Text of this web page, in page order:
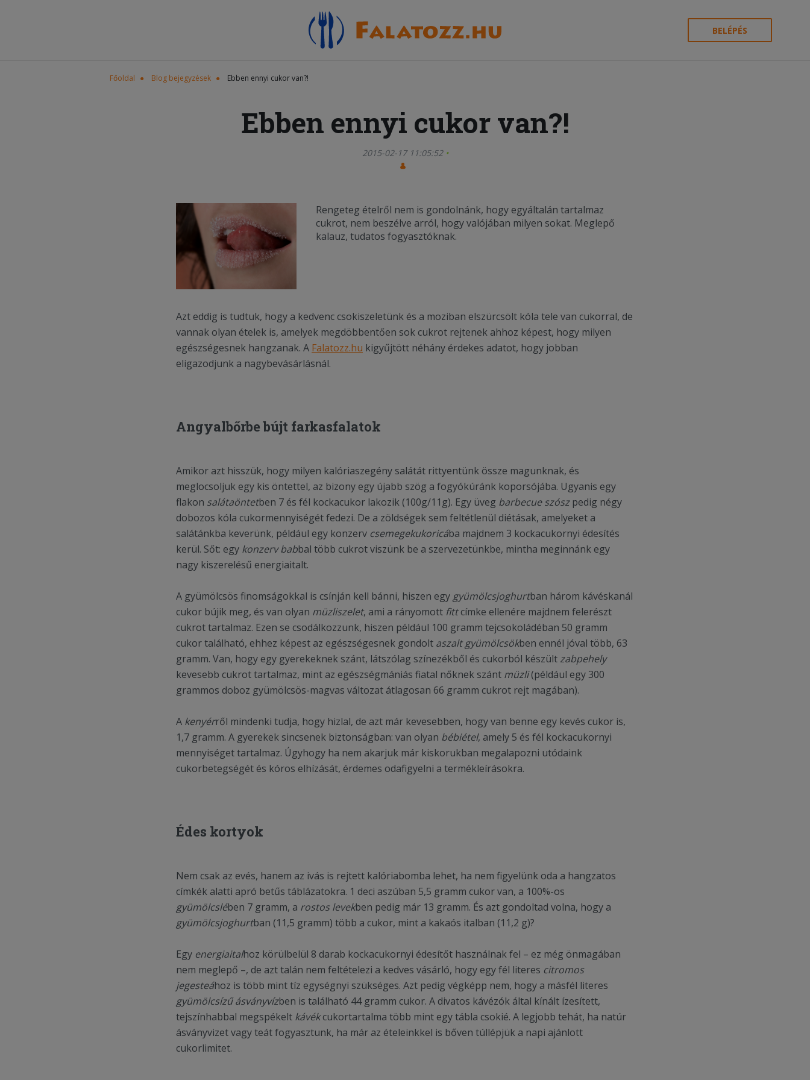
BELÉPÉS
Főoldal Blog bejegyzések Ebben ennyi cukor van?!
Ebben ennyi cukor van?!
2015-02-17 11:05:52
Rengeteg ételről nem is gondolnánk, hogy egyáltalán tartalmaz
cukrot, nem beszélve arról, hogy valójában milyen sokat. Meglepő
kalauz, tudatos fogyasztóknak.
Azt eddig is tudtuk, hogy a kedvenc csokiszeletünk és a moziban elszürcsölt kóla tele van cukorral, de
vannak olyan ételek is, amelyek megdöbbentően sok cukrot rejtenek ahhoz képest, hogy milyen
egészségesnek hangzanak. A Falatozz.hu kigyűjtött néhány érdekes adatot, hogy jobban
eligazodjunk a nagybevásárlásnál.
Angyalbőrbe bújt farkasfalatok
Amikor azt hisszük, hogy milyen kalóriaszegény salátát rittyentünk össze magunknak, és
meglocsoljuk egy kis öntettel, az bizony egy újabb szög a fogyókúránk koporsójába. Ugyanis egy
flakon salátaöntetben 7 és fél kockacukor lakozik (100g/11g). Egy üveg barbecue szószpedig négy
dobozos kóla cukormennyiségét fedezi. De a zöldségek sem feltétlenül diétásak, amelyeket a
salátánkba keverünk, például egy konzerv csemegekukoricába majdnem 3 kockacukornyi édesítés
kerül. Sőt: egy konzerv babbal több cukrot viszünk be a szervezetünkbe, mintha meginnánk egy
nagy kiszerelésű energiaitalt.
A gyümölcsös finomságokkal is csínján kell bánni, hiszen egy gyümölcsjoghurtban három kávéskanál
cukor bújik meg, és van olyan müzliszelet, ami a rányomott fittcímke ellenére majdnem felerészt
cukrot tartalmaz. Ezen se csodálkozzunk, hiszen például 100 gramm tejcsokoládéban 50 gramm
cukor található, ehhez képest az egészségesnek gondolt aszalt gyümölcsökben ennél jóval több, 63
gramm. Van, hogy egy gyerekeknek szánt, látszólag színezékből és cukorból készült zabpehely
kevesebb cukrot tartalmaz, mint az egészségmániás fiatal nőknek szánt müzli(például egy 300
grammos doboz gyümölcsös-magvas változat átlagosan 66 gramm cukrot rejt magában).
A kenyérről mindenki tudja, hogy hizlal, de azt már kevesebben, hogy van benne egy kevés cukor is,
1,7 gramm. A gyerekek sincsenek biztonságban: van olyan bébiétel, amely 5 és fél kockacukornyi
mennyiséget tartalmaz. Úgyhogy ha nem akarjuk már kiskorukban megalapozni utódaink
cukorbetegségét és kóros elhízását, érdemes odafigyelni a termékleírásokra.
Édes kortyok
Nem csak az evés, hanem az ivás is rejtett kalóriabomba lehet, ha nem figyelünk oda a hangzatos
címkék alatti apró betűs táblázatokra. 1 deci aszúban 5,5 gramm cukor van, a 100%-os
gyümölcslében 7 gramm, a rostos levekben pedig már 13 gramm. És azt gondoltad volna, hogy a
gyümölcsjoghurtban (11,5 gramm) több a cukor, mint a kakaós italban (11,2 g)?
Egy energiaitalhoz körülbelül 8 darab kockacukornyi édesítőt használnak fel – ez még önmagában
nem meglepő –, de azt talán nem feltételezi a kedves vásárló, hogy egy fél literes citromos
jegesteához is több mint tíz egységnyi szükséges. Azt pedig végképp nem, hogy a másfél literes
gyümölcsízű ásványvízben is található 44 gramm cukor. A divatos kávézók által kínált ízesített,
tejszínhabbal megspékelt kávékcukortartalma több mint egy tábla csokié. A legjobb tehát, ha natúr
ásványvizet vagy teát fogyasztunk, ha már az ételeinkkel is bőven túllépjük a napi ajánlott
cukorlimitet.